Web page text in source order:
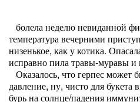
болела неделю невиданной
температура вечерними
низенькое, как у котика.
исправно пила травы-муравы и
Оказалось, что герпес может
давление, ну, чисто для
бурь на солнце/падения